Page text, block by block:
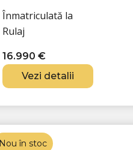
Înmatriculată la
Rulaj
16.990 €
Vezi detalii
Nou în stoc